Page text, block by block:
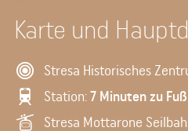
Karte und
Stresa Historisches
Station:7 Minuten zu Fuß
Stresa Mottarone